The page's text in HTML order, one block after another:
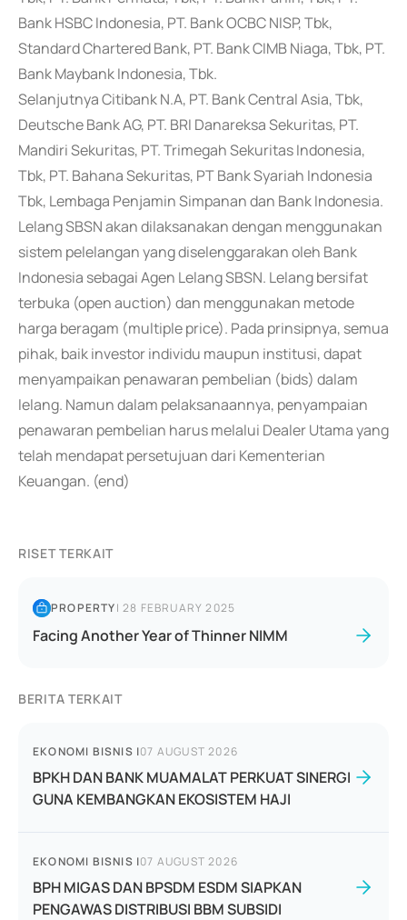
Bank HSBC Indonesia, PT. Bank OCBC NISP, Tbk,
Standard Chartered Bank, PT. Bank CIMB Niaga, Tbk, PT.
Bank Maybank Indonesia, Tbk.
Selanjutnya Citibank N.A, PT. Bank Central Asia, Tbk,
Deutsche Bank AG, PT. BRI Danareksa Sekuritas, PT.
Mandiri Sekuritas, PT. Trimegah Sekuritas Indonesia,
Tbk, PT. Bahana Sekuritas, PT Bank Syariah Indonesia
Tbk, Lembaga Penjamin Simpanan dan Bank Indonesia.
Lelang SBSN akan dilaksanakan dengan menggunakan
sistem pelelangan yang diselenggarakan oleh Bank
Indonesia sebagai Agen Lelang SBSN. Lelang bersifat
terbuka (open auction) dan menggunakan metode
harga beragam (multiple price). Pada prinsipnya, semua
pihak, baik investor individu maupun institusi, dapat
menyampaikan penawaran pembelian (bids) dalam
lelang. Namun dalam pelaksanaannya, penyampaian
penawaran pembelian harus melalui Dealer Utama yang
telah mendapat persetujuan dari Kementerian
Keuangan. (end)
RISET TERKAIT
PROPERTY|28 FEBRUARY 2025
Facing Another Year of Thinner NIMM
BERITA TERKAIT
EKONOMI BISNIS |07 AUGUST 2026
BPKH DAN BANK MUAMALAT PERKUAT SINERGI
GUNA KEMBANGKAN EKOSISTEM HAJI
EKONOMI BISNIS |07 AUGUST 2026
BPH MIGAS DAN BPSDM ESDM SIAPKAN
PENGAWAS DISTRIBUSI BBM SUBSIDI